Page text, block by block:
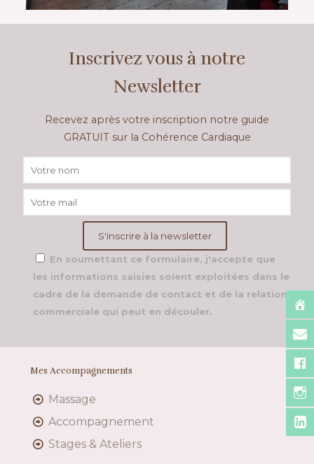
Inscrivez vous à notre
Newsletter
Recevez après votre inscription notre guide
GRATUIT sur la Cohérence Cardiaque
En soumettant ce formulaire, j'accepte que
les informations saisies soient exploitées dans le
cadre de la demande de contact et de la relation
commerciale qui peut en découler.
Mes Accompagnements
Massage
Accompagnement
Stages & Ateliers